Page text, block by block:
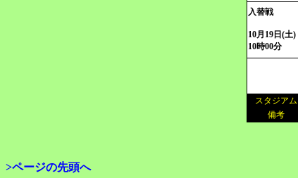
入替戦
10月19日(土)
10時00分
スタジアム
備考
>ページの先頭へ